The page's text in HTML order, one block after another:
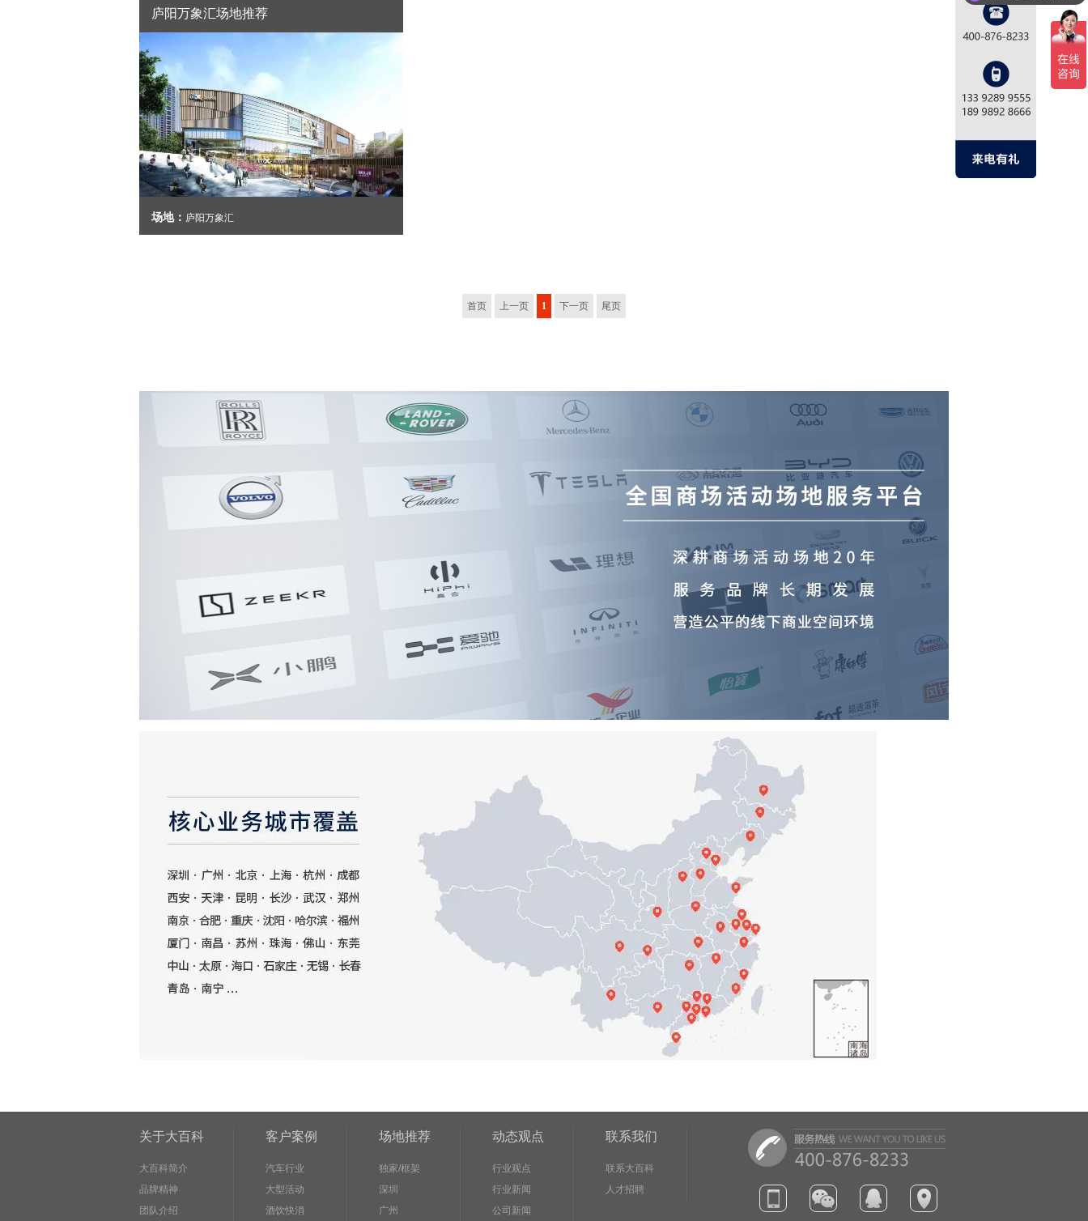
庐阳万象汇场地推荐
场地： 庐阳万象汇
首页 上一页 1 下一页 尾页
关于大百科
大百科简介
品牌精神
团队介绍
客户案例
汽车行业
大型活动
酒饮快消
场地推荐
独家/框架
深圳
广州
动态观点
行业观点
行业新闻
公司新闻
联系我们
联系大百科
人才招聘